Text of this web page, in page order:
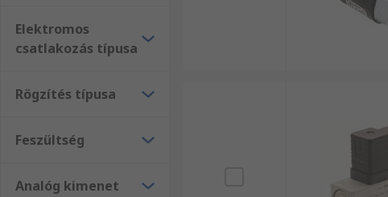
Elektromos
csatlakozás típusa
Rögzítés típusa
Feszültség
Analóg kimenet